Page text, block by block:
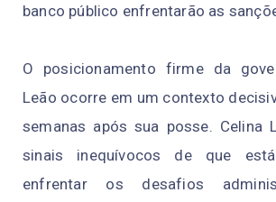
banco público enfrentarão as sançõ
O posicionamento firmeda gov
Leão ocorre em um contexto
semanas após sua posse. Celina L
sinais inequívocos de que está
enfrentar os desafios